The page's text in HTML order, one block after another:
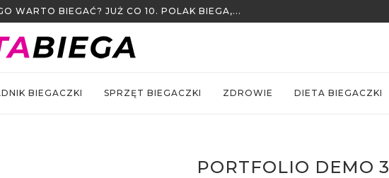
POLEGA LECZENIE ORTODONTYCZNE?
BIEGACZKI SPRZĘT BIEGACZKI ZDROWIE DIETA BIEGACZKI
PORTFOLIO DEMO 3